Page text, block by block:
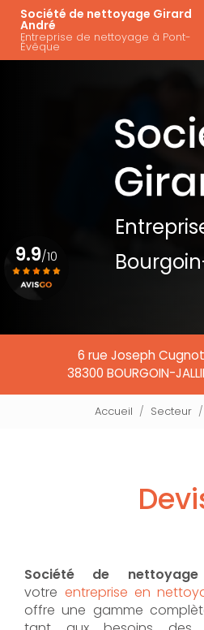
Aller
contenu
principal
Société de nettoyage Girard
André
Entreprise de nettoyage à Pont-
Évêque
6 rue Joseph Cugnot
38300 BOURGOIN-
9.9/10
Accueil Secteur
Société de
votre entreprise en
offre une gamme